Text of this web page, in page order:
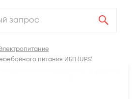
питания ИБП (UPS)